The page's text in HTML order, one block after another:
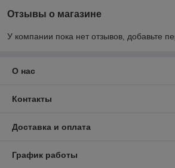
Отзывы о магазине
У компании пока нет отзывов, добавьте
О нас
Контакты
Доставка и оплата
График работы